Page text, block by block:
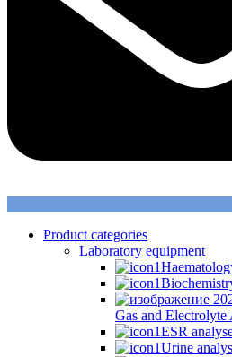
Product categories
Laboratory equipment
Gas and Electrolyte
ESR
Urine